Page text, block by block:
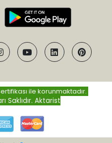
ile korunmaktadır.
Saklıdır. Aktarist